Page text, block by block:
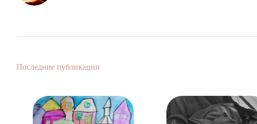
Последние публикации